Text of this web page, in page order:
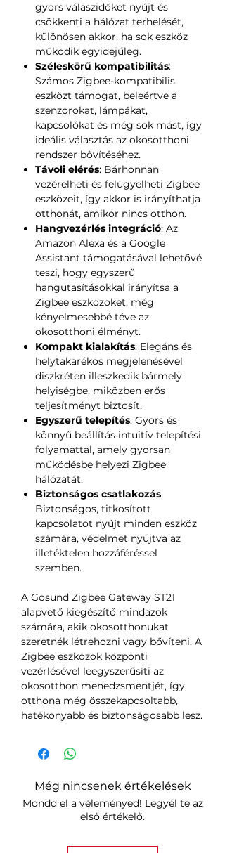
gyors válaszidőket nyújt és
csökkenti a hálózat terhelését,
különösen akkor, ha sok eszköz
működik egyidejűleg.
Széleskörű kompatibilitás:
Számos Zigbee-kompatibilis
eszközt támogat, beleértve a
szenzorokat, lámpákat,
kapcsolókat és még sok mást, így
ideális választás az okosotthoni
rendszer bővítéséhez.
Távoli elérés: Bárhonnan
vezérelheti és felügyelheti Zigbee
eszközeit, így akkor is irányíthatja
otthonát, amikor nincs otthon.
Hangvezérlés integráció: Az
Amazon Alexa és a Google
Assistant támogatásával lehetővé
teszi, hogy egyszerű
hangutasításokkal irányítsa a
Zigbee eszközöket, még
kényelmesebbé téve az
okosotthoni élményt.
Kompakt kialakítás: Elegáns és
helytakarékos megjelenésével
diszkréten illeszkedik bármely
helyiségbe, miközben erős
teljesítményt biztosít.
Egyszerű telepítés: Gyors és
könnyű beállítás intuitív telepítési
folyamattal, amely gyorsan
működésbe helyezi Zigbee
hálózatát.
Biztonságos csatlakozás:
Biztonságos, titkosított
kapcsolatot nyújt minden eszköz
számára, védelmet nyújtva az
illetéktelen hozzáféréssel
szemben.
A Gosund Zigbee Gateway ST21
alapvető kiegészítő mindazok
számára, akik okosotthonukat
szeretnék létrehozni vagy bővíteni. A
Zigbee eszközök központi
vezérlésével leegyszerűsíti az
okosotthon menedzsmentjét, így
otthona még összekapcsoltabb,
hatékonyabb és biztonságosabb lesz.
Még nincsenek értékelések
Mondd el a véleményed! Legyél te az
első értékelő.